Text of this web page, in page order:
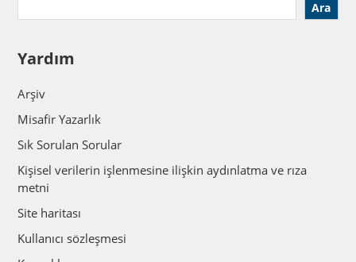
Ara
Yardım
Arşiv
Misafir Yazarlık
Sık Sorulan Sorular
Kişisel verilerin işlenmesine ilişkin aydınlatma ve rıza
metni
Site haritası
Kullanıcı sözleşmesi